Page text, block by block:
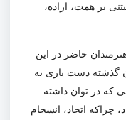
بر همت، اراده،
هنرمندان حاضر در این
گذشته دست یاری به
که در توان داشته
چراکه اتحاد، انسجام